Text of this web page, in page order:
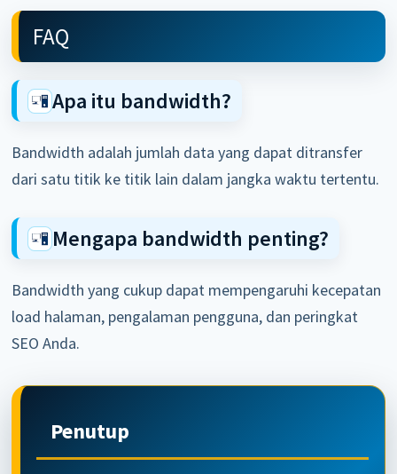
FAQ
Apa itu bandwidth?
Bandwidth adalah jumlah data yang dapat ditransfer
dari satu titik ke titik lain dalam jangka waktu tertentu.
Mengapa bandwidth penting?
Bandwidth yang cukup dapat mempengaruhi kecepatan
load halaman, pengalaman pengguna, dan peringkat
SEO Anda.
Penutup